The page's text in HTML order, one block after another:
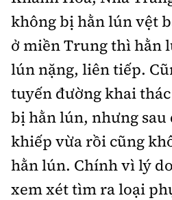
không bị hằn lún vệt
ở miền Trung thì hằn
lún nặng, liên tiếp.
tuyến đường khai
bị hằn lún, nhưng
khiếp vừa rồi cũng
hằn lún. Chính vì lý
xem xét tìm ra loại